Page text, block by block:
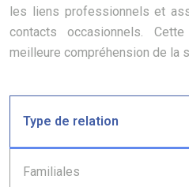
les liens professionnels et
contacts occasionnels.
meilleure compréhension de la
Type de relation
Familiales